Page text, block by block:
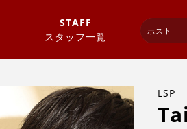
STAFF
スタッフ一覧
ホスト
LSP